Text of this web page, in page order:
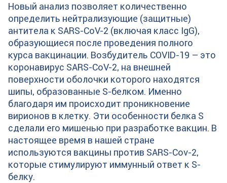
Новый анализ позволяет количественно
определить нейтрализующие (защитные)
антитела к SARS-CoV-2 (включая класс IgG),
образующиеся после проведения полного
курса вакцинации. Возбудитель COVID-19 – это
коронавирус SARS-CoV-2, на внешней
поверхности оболочки которого находятся
шипы, образованные S-белком. Именно
благодаря им происходит проникновение
вирионов в клетку. Эти особенности белка S
сделали его мишенью при разработке вакцин. В
настоящее время в нашей стране
используются вакцины против SARS-Cov-2,
которые стимулируют иммунный ответ к S-
белку.